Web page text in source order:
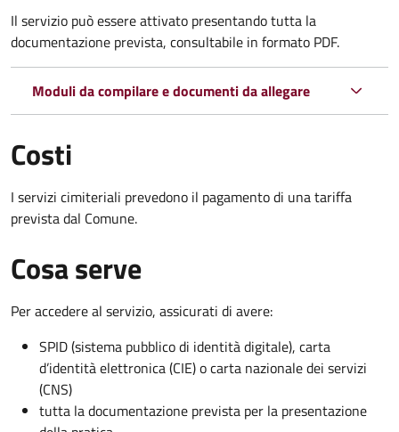
Il servizio può essere attivato presentando tutta la
documentazione prevista, consultabile in formato PDF.
Moduli da compilare e documenti da allegare
Costi
I servizi cimiteriali prevedono il pagamento di una tariffa
prevista dal Comune.
Cosa serve
Per accedere al servizio, assicurati di avere:
SPID (sistema pubblico di identità digitale), carta
d’identità elettronica (CIE) o carta nazionale dei servizi
(CNS)
tutta la documentazione prevista per la presentazione